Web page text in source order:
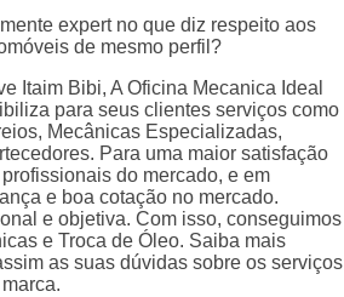
expert no que diz respeito aos
de mesmo perfil?
Itaim Bibi, A Oficina Mecanica Ideal
para seus clientes serviços como
Mecânicas Especializadas,
Para uma maior satisfação
do mercado, e em
e boa cotação no mercado.
e objetiva. Com isso, conseguimos
e Troca de Óleo. Saiba mais
as suas dúvidas sobre os serviços